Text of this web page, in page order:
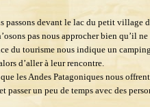
passons devant le lac du petit village
pas nous approcher bien qu’il
du tourisme nous indique un
d’aller à leur rencontre.
les Andes Patagoniques nous
passer un peu de temps avec des